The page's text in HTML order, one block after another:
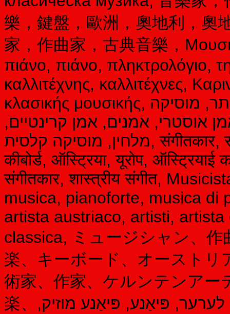
樂，鍵盤，歐洲，奧地利，奧
家，作曲家，古典音樂，
πιάνο, πιάνο, πληκτρολόγιο,
καλλιτέχνης, καλλιτέχνες,
κλασικής μουσικής, מוסיקאי, מלחין, מורה למוסיקה, פסנתר, מוסיקה
אוסטרי, אמנים, אמן קרינטיים,
מלחין, מוסיקה קלסית, संगीतकार, संगीतकार, संगीत शिक्षक, पियानो, पियानो संगीत,
कीबोर्ड, ऑस्ट्रिया, यूरोप,
संगीतकार, शास्त्रीय संगीत,
musica, pianoforte, musica di
artista austriaco, artisti,
classica, ミュージシャン、
楽、キーボード、オースト
術家、作家、ケルンテンアー
楽、קלעזמער, קאַמפּאָוזער, מוזיק לערער, פּיאַנע, פּיאַנע מוזיק,